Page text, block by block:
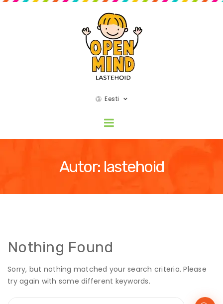
Eesti
Autor: lastehoid
Nothing Found
Sorry, but nothing matched your search criteria. Please
try again with some different keywords.